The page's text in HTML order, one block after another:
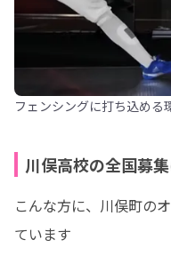
フェンシングに打ち込める
川俣高校の全国募
こんな方に、川俣町の
ています